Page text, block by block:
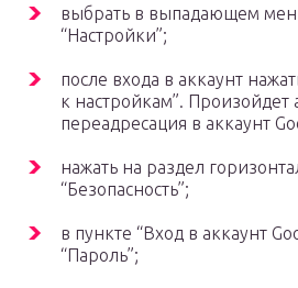
выбрать в выпадающем
“Настройки”;
после входа в аккаунт
к настройкам”. Произойдет
переадресация в аккаунт
нажать на раздел
“Безопасность”;
в пункте “Вход в аккаунт
“Пароль”;